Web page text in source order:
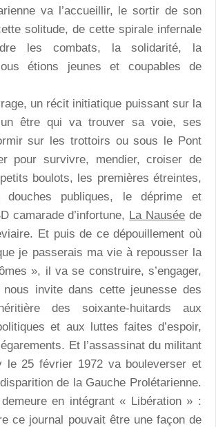
va l’accueillir, le sortir de son
solitude, de cette spirale infernale
les combats, la solidarité, la
étions jeunes et coupables de
un récit initiatique puissant sur la
être qui va trouver sa voie, ses
sur les trottoirs ou sous le Pont
pour survivre, mendier, croiser de
boulots, les premières étreintes,
publiques, le déprime et
camarade d’infortune, La Nausée de
Et puis de ce dépouillement où
je passerais ma vie à repousser la
», il va se construire, s’engager,
nous invite dans cette jeunesse des
des soixante-huitards aux
et aux luttes faites d’espoir,
Et l’assassinat du militant
le 25 février 1972 va bouleverser et
de la Gauche Prolétarienne.
en intégrant « Libération » :
ce journal pouvait être une façon de